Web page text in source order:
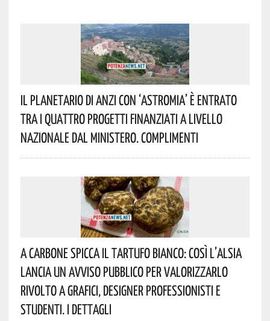
Il Planetario Di Anzi Con ‘Astromia’ È Entrato
Tra I Quattro Progetti Finanziati A Livello
Nazionale Dal Ministero. Complimenti
A Carbone Spicca Il Tartufo Bianco: Così L’Alsia
Lancia Un Avviso Pubblico Per Valorizzarlo
Rivolto A Grafici, Designer Professionisti E
Studenti. I Dettagli